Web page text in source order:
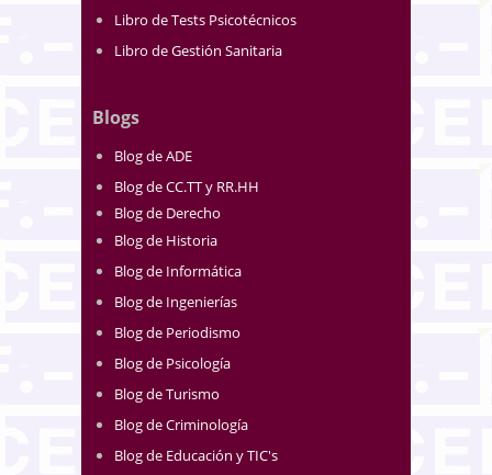
Libro de Tests Psicotécnicos
Libro de Gestión Sanitaria
Blogs
Blog de ADE
Blog de CC.TT y RR.HH
Blog de Derecho
Blog de Historia
Blog de Informática
Blog de Ingenierías
Blog de Periodismo
Blog de Psicología
Blog de Turismo
Blog de Criminología
Blog de Educación y TIC's